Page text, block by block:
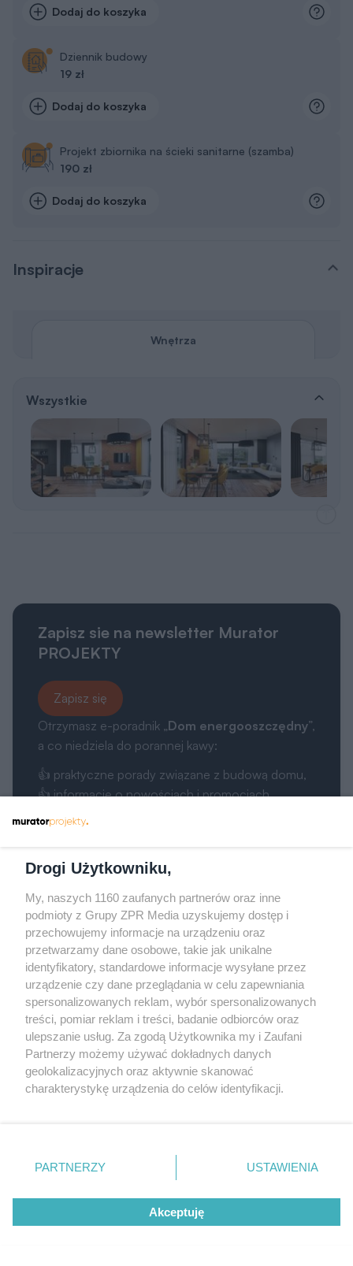
Dodaj do koszyka
Dziennik budowy
19 zł
Dodaj do koszyka
Projekt zbiornika na ścieki sanitarne (szamba)
190 zł
Dodaj do koszyka
Inspiracje
Wnętrza
Wszystkie
Zapisz sie na newsletter Murator
PROJEKTY
Zapisz się
Otrzymasz e-poradnik „Dom energooszczędny”,
a co niedziela do porannej kawy:
👍 praktyczne porady związane z budową domu,
👍 informacje o nowościach i promocjach.
Kategorie
Projekty Murator
Poradnik zakupowy
Kontakt
Gdybym budował drugi raz - mądry Polak
przed budową
Drogi Użytkowniku,
My, naszych 1160 zaufanych partnerów oraz inne
podmioty z Grupy ZPR Media uzyskujemy dostęp i
przechowujemy informacje na urządzeniu oraz
przetwarzamy dane osobowe, takie jak unikalne
identyfikatory, standardowe informacje wysyłane przez
urządzenie czy dane przeglądania w celu zapewniania
spersonalizowanych reklam, wybór spersonalizowanych
treści, pomiar reklam i treści, badanie odbiorców oraz
ulepszanie usług. Za zgodą Użytkownika my i Zaufani
Partnerzy możemy używać dokładnych danych
geolokalizacyjnych oraz aktywnie skanować
charakterystykę urządzenia do celów identyfikacji.
zmienić/wycofać klikając przycisk ustawień prywatności
znajdujący się w lewym dolnym rogu strony
rodzaje przetwarzania danych nie wymagają zgody
użytkownika, ale masz prawo sprzeciwić się takiemu
przetwarzaniu. Preferencje będą miały zastosowanie tylko
PARTNERZY USTAWIENIA
Akceptuję